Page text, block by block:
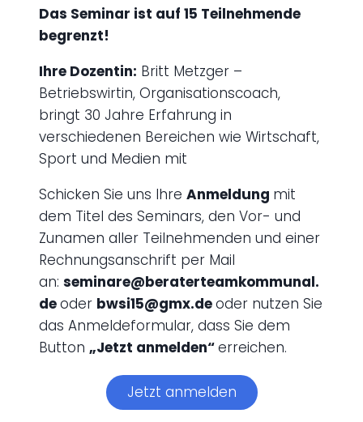
Das Seminar ist auf 15 Teilnehmende
begrenzt!
Ihre Dozentin: Britt Metzger –
Betriebswirtin, Organisationscoach,
bringt 30 Jahre Erfahrung in
verschiedenen Bereichen wie Wirtschaft,
Sport und Medien mit
Schicken Sie uns Ihre Anmeldung mit
dem Titel des Seminars, den Vor- und
Zunamen aller Teilnehmenden und einer
Rechnungsanschrift per Mail
an: seminare@beraterteamkommunal.
deoder bwsi15@gmx.deoder nutzen Sie
das Anmeldeformular, dass Sie dem
Button „Jetzt anmelden“erreichen.
Jetzt anmelden